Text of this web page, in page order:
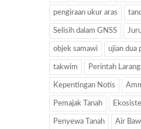
pengiraan ukur aras
Selisih dalam GNSS
objek samawi ujian dua
takwim Perintah
Kepentingan Notis
Pemajak Tanah
Penyewa Tanah Air